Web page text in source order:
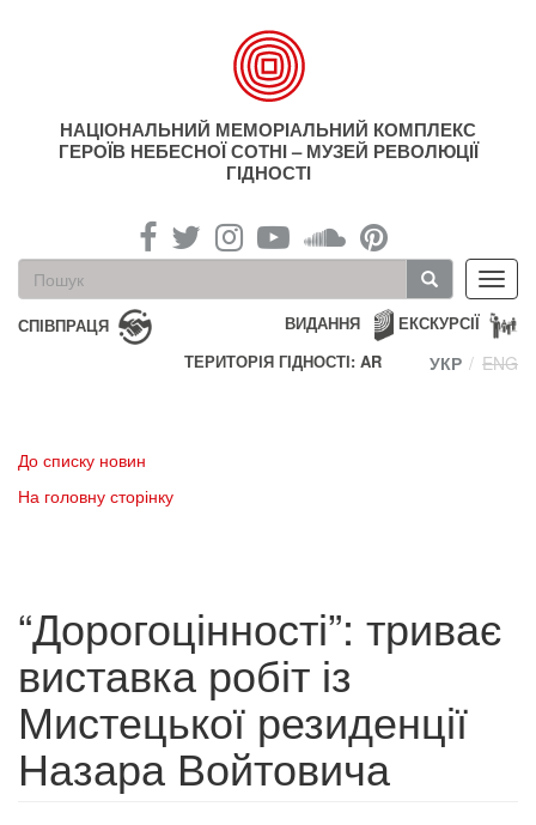
НАЦІОНАЛЬНИЙ МЕМОРІАЛЬНИЙ КОМПЛЕКС
ГЕРОЇВ НЕБЕСНОЇ СОТНІ – МУЗЕЙ РЕВОЛЮЦІЇ
ГІДНОСТІ
Пошукова
форма
Пошук
СПІВПРАЦЯ ЕКСКУРСІЇ
ВИДАННЯ
ТЕРИТОРІЯ ГІДНОСТІ: AR
УКР ENG
До списку новин
На головну сторінку
“Дорогоцінності”: триває
виставка робіт із
Мистецької резиденції
Назара Войтовича